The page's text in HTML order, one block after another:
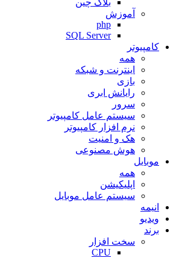
بلاک چین
آموزش
php
SQL Server
کامپیوتر
همه
اینترنت و شبکه
بازی
رایانش ابری
سرور
سیستم عامل کامپیوتر
نرم افزار کامپیوتر
هک و امنیت
هوش مصنوعی
موبایل
همه
اپلیکیشن
سیستم عامل موبایل
انیمه
ویدیو
برند
سخت افزار
CPU